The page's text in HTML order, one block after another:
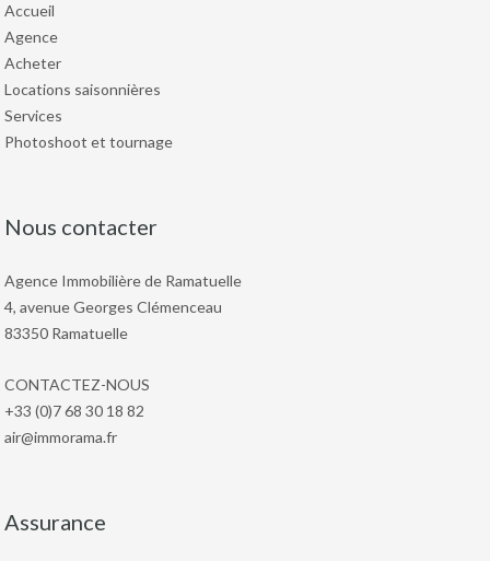
Accueil
Agence
Acheter
Locations saisonnières
Services
Photoshoot et tournage
Nous contacter
Agence Immobilière de Ramatuelle
4, avenue Georges Clémenceau
83350 Ramatuelle
CONTACTEZ-NOUS
+33 (0)7 68 30 18 82
air@immorama.fr
Assurance